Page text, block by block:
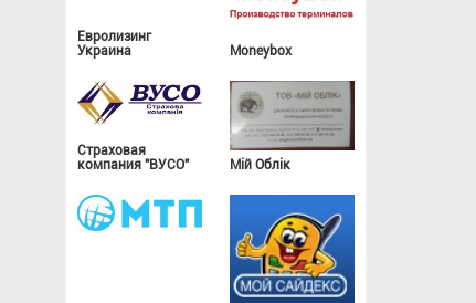
Евролизинг
Украина
Moneybox
Страховая
компания "ВУСО"
Мій Облік